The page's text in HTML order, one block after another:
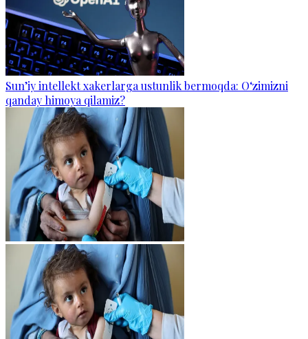
Sun’iy intellekt xakerlarga ustunlik bermoqda: O‘zimizni
qanday himoya qilamiz?